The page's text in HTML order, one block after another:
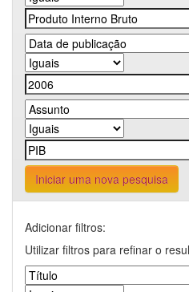
Iniciar uma nova pesquisa
Adicionar filtros:
Utilizar filtros para refinar o